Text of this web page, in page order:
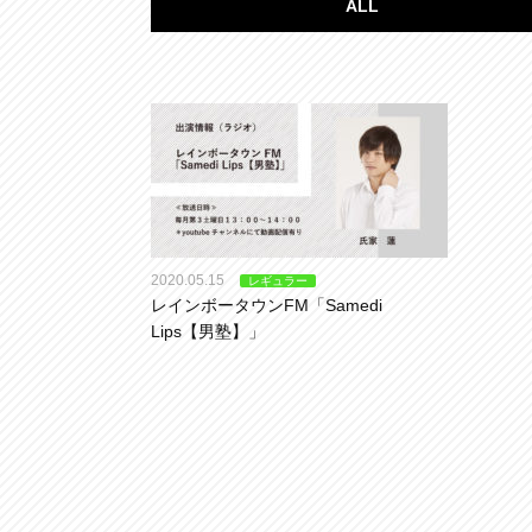
ALL
2020.05.15 レギュラー
レインボータウンFM「Samedi
Lips【男塾】」